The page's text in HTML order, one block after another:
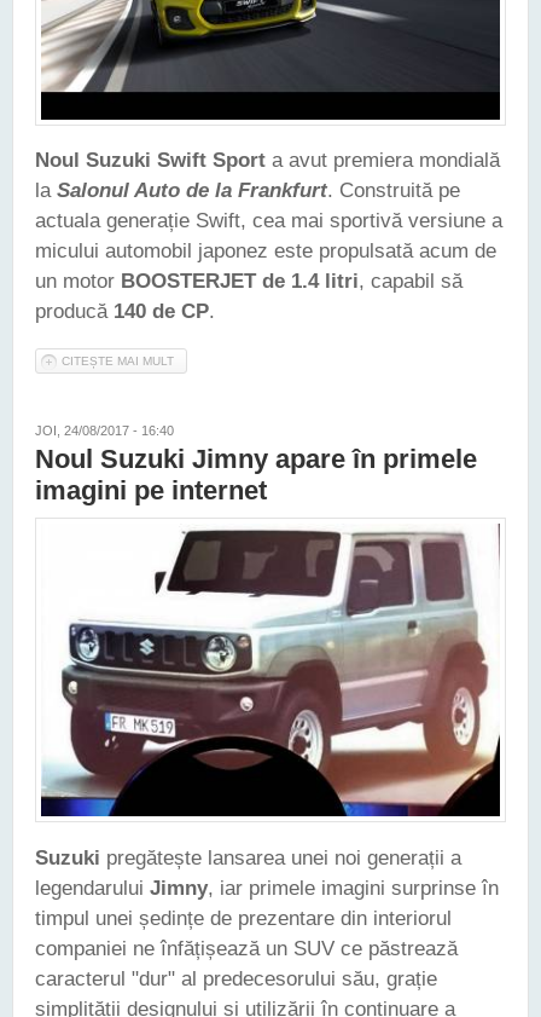
Noul Suzuki Swift Sport a avut premiera mondială
la Salonul Auto de la Frankfurt. Construită pe
actuala generație Swift, cea mai sportivă versiune a
micului automobil japonez este propulsată acum de
un motor BOOSTERJET de 1.4 litri, capabil să
producă 140 de CP.
CITEȘTE MAI MULT
JOI, 24/08/2017 - 16:40
Noul Suzuki Jimny apare în primele
imagini pe internet
Suzuki pregătește lansarea unei noi generații a
legendarului Jimny, iar primele imagini surprinse în
timpul unei ședințe de prezentare din interiorul
companiei ne înfățișează un SUV ce păstrează
caracterul "dur" al predecesorului său, grație
simplității designului și utilizării în continuare a